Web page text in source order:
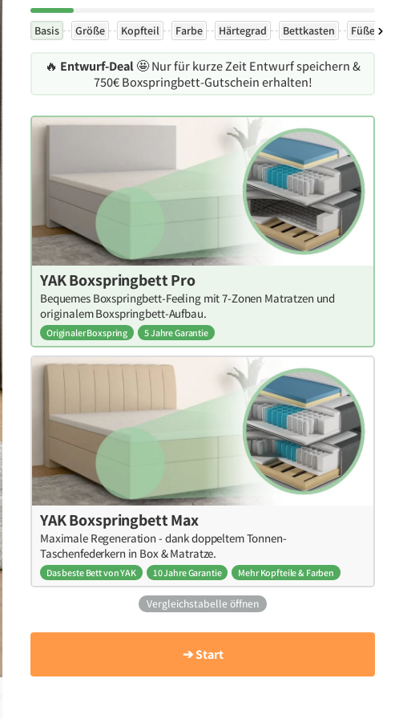
Basis Größe Kopfteil Farbe Härtegrad Bettkasten Füße
🔥 Entwurf-Deal🤩 Nur für kurze Zeit Entwurf speichern &
750€ Boxspringbett-Gutschein erhalten!
YAK Boxspringbett Pro
Bequemes Boxspringbett-Feeling mit 7-Zonen Matratzen und
originalem Boxspringbett-Aufbau.
Originaler Boxspring 5 Jahre Garantie
YAK Boxspringbett Max
Maximale Regeneration - dank doppeltem Tonnen-
Taschenfederkern in Box & Matratze.
Das beste Bett von YAK 10 Jahre Garantie Mehr Kopfteile & Farben
Vergleichstabelle öffnen
➔ Start